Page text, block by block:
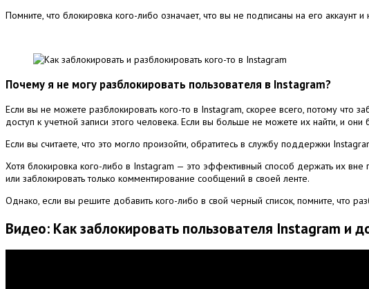
Помните, что блокировка кого-либо означает, что вы не подписаны на его аккаунт и
Почему я не могу разблокировать пользователя в Instagram?
Если вы не можете разблокировать кого-то в Instagram, скорее всего, потому что
доступ к учетной записи этого человека. Если вы больше не можете их найти, и они
Если вы считаете, что это могло произойти, обратитесь в службу поддержки
Хотя блокировка кого-либо в Instagram — это эффективный способ держать их
или заблокировать только комментирование сообщений в своей ленте.
Однако, если вы решите добавить кого-либо в свой черный список, помните, что
Видео: Как заблокировать пользователя Instagram и